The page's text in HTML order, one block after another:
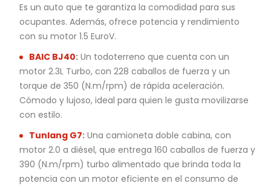
Es un auto que te garantiza la comodidad para sus
ocupantes. Además, ofrece potencia y rendimiento
con su motor 1.5 EuroV.
BAIC BJ40: Un todoterreno que cuenta con un
motor 2.3L Turbo, con 228 caballos de fuerza y un
torque de 350 (N.m/rpm) de rápida aceleración.
Cómodo y lujoso, ideal para quien le gusta movilizarse
con estilo.
Tunlang G7: Una camioneta doble cabina, con
motor 2.0 a diésel, que entrega 160 caballos de fuerza y
390 (N.m/rpm) turbo alimentado que brinda toda la
potencia con un motor eficiente en el consumo de